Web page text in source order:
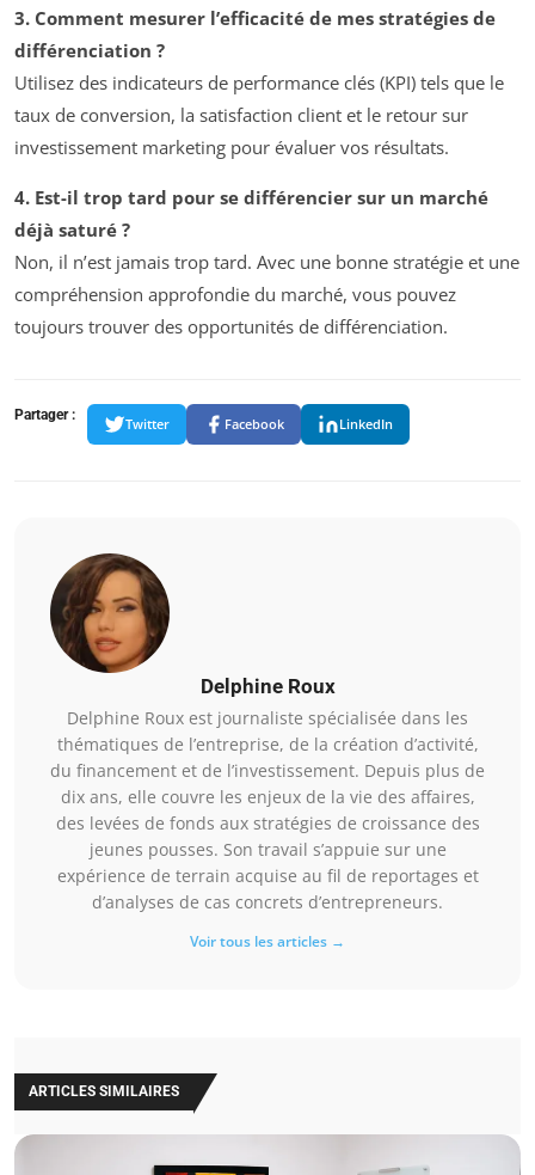
3. Comment mesurer l’efficacité de mes stratégies de
différenciation ?
Utilisez des indicateurs de performance clés (KPI) tels que le
taux de conversion, la satisfaction client et le retour sur
investissement marketing pour évaluer vos résultats.
4. Est-il trop tard pour se différencier sur un marché
déjà saturé ?
Non, il n’est jamais trop tard. Avec une bonne stratégie et une
compréhension approfondie du marché, vous pouvez
toujours trouver des opportunités de différenciation.
Partager :
Twitter Facebook LinkedIn
Delphine Roux
Delphine Roux est journaliste spécialisée dans les
thématiques de l’entreprise, de la création d’activité,
du financement et de l’investissement. Depuis plus de
dix ans, elle couvre les enjeux de la vie des affaires,
des levées de fonds aux stratégies de croissance des
jeunes pousses. Son travail s’appuie sur une
expérience de terrain acquise au fil de reportages et
d’analyses de cas concrets d’entrepreneurs.
Voir tous les articles →
ARTICLES SIMILAIRES